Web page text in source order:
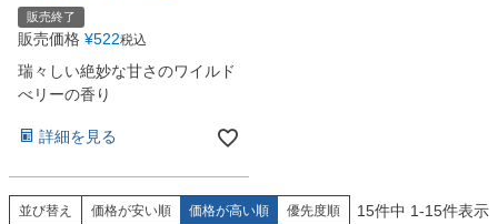
販売終了
販売価格 ¥522税込
瑞々しい絶妙な甘さのワイルド
べリーの香り
詳細を見る
並び替え 価格が安い順 価格が高い順 優先度順 15件中 1-15件表示